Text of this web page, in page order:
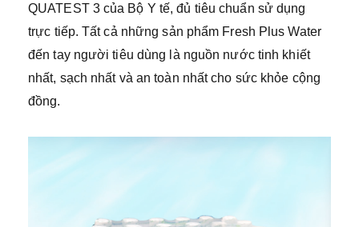
QUATEST 3 của Bộ Y tế, đủ tiêu chuẩn sử dụng
trực tiếp. Tất cả những sản phẩm Fresh Plus Water
đến tay người tiêu dùng là nguồn nước tinh khiết
nhất, sạch nhất và an toàn nhất cho sức khỏe cộng
đồng.